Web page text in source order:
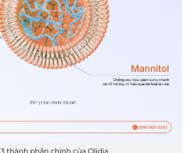
3 thành phần chính của Olidia